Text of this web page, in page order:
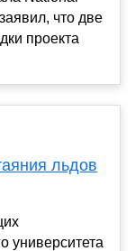
что две
проекта
льдов
университета